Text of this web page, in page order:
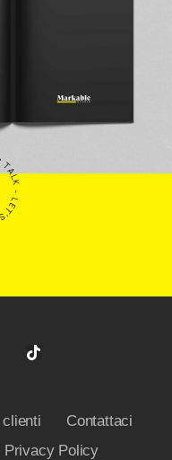
TALK -
Contattaci
Privacy Policy